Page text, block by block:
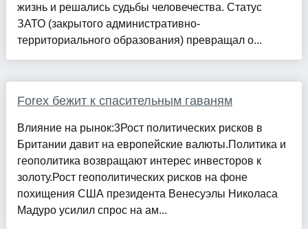
жизнь и решались судьбы человечества. Статус
ЗАТО (закрытого административно-
территориального образования) превращал о...
Forex бежит к спасительным гаваням
Влияние на рынок:3Рост политических рисков в
Британии давит на европейские валюты.Политика и
геополитика возвращают интерес инвесторов к
золоту.Рост геополитических рисков на фоне
похищения США президента Венесуэлы Николаса
Мадуро усилил спрос на ам...